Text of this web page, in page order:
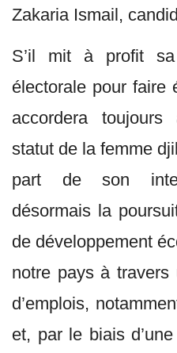
Zakaria Ismail,
S’il mit à profit sa
électorale pour faire
accordera
statut de la femme
part de son
désormais la
de développement
notre pays à travers
d’emplois,
et, par le biais